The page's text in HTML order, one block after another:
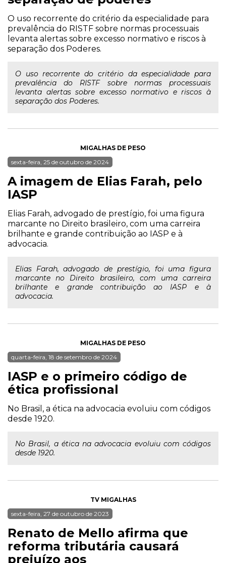
O uso recorrente do critério da especialidade para
prevalência do RISTF sobre normas processuais
levanta alertas sobre excesso normativo e riscos à
separação dos Poderes.
O uso recorrente do critério da especialidade para
prevalência do RISTF sobre normas processuais
levanta alertas sobre excesso normativo e riscos à
separação dos Poderes.
MIGALHAS DE PESO
sexta-feira, 25 de outubro de 2024
A imagem de Elias Farah, pelo
IASP
Elias Farah, advogado de prestígio, foi uma figura
marcante no Direito brasileiro, com uma carreira
brilhante e grande contribuição ao IASP e à
advocacia.
Elias Farah, advogado de prestígio, foi uma figura
marcante no Direito brasileiro, com uma carreira
brilhante e grande contribuição ao IASP e à
advocacia.
MIGALHAS DE PESO
quarta-feira, 18 de setembro de 2024
IASP e o primeiro código de
ética profissional
No Brasil, a ética na advocacia evoluiu com códigos
desde 1920.
No Brasil, a ética na advocacia evoluiu com códigos
desde 1920.
TV MIGALHAS
sexta-feira, 27 de outubro de 2023
Renato de Mello afirma que
reforma tributária causará
prejuízo aos